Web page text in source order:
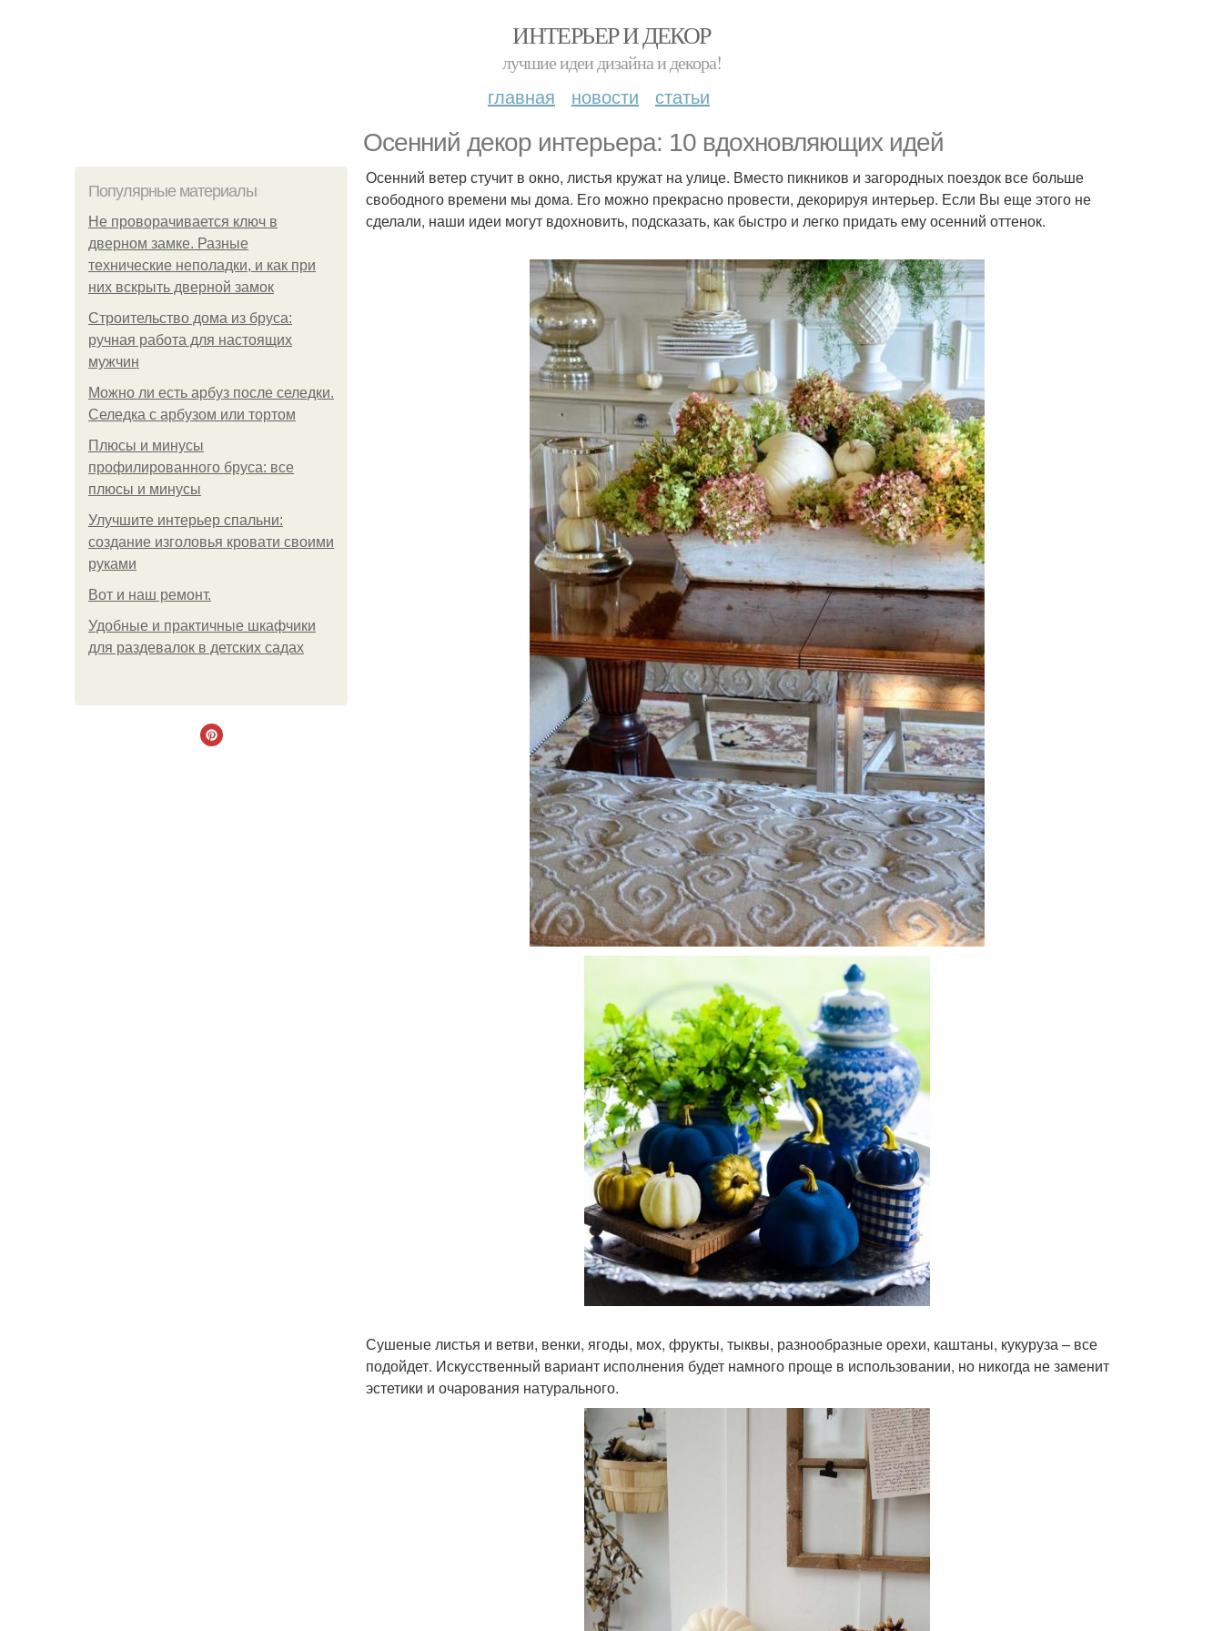
ИНТЕРЬЕР И ДЕКОР
лучшие идеи дизайна и декора!
главная новости статьи
Осенний декор интерьера: 10 вдохновляющих идей
Популярные материалы
Не проворачивается ключ в
дверном замке. Разные
технические неполадки, и как при
них вскрыть дверной замок
Строительство дома из бруса:
ручная работа для настоящих
мужчин
Можно ли есть арбуз после селедки.
Селедка с арбузом или тортом
Плюсы и минусы
профилированного бруса: все
плюсы и минусы
Улучшите интерьер спальни:
создание изголовья кровати своими
руками
Boт и наш ремoнт.
Удобные и практичные шкафчики
для раздевалок в детских садах
Осенний ветер стучит в окно, листья кружат на улице. Вместо пикников и загородных поездок все больше
свободного времени мы дома. Его можно прекрасно провести, декорируя интерьер. Если Вы еще этого не
сделали, наши идеи могут вдохновить, подсказать, как быстро и легко придать ему осенний оттенок.
Сушеные листья и ветви, венки, ягоды, мох, фрукты, тыквы, разнообразные орехи, каштаны, кукуруза – все
подойдет. Искусственный вариант исполнения будет намного проще в использовании, но никогда не заменит
эстетики и очарования натурального.